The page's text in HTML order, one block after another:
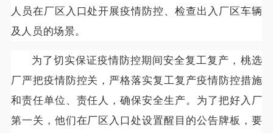
人员在厂区入口处开展疫情防控、检查出入厂区车辆
及人员的场景。
为了切实保证疫情防控期间安全复工复产，桃选
厂严把疫情防控关，严格落实复工复产疫情防控措施
和责任单位、责任人，确保安全生产。为了把好入厂
第一关，他们在厂区入口处设置醒目的公告牌板，要